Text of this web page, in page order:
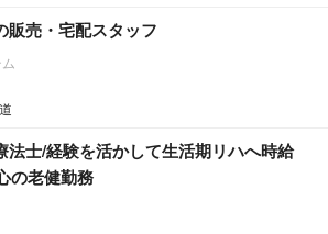
販売・宅配スタッフ
法士/経験を活かして生活期リハへ時給
の老健勤務